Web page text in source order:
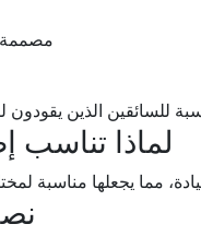
مصممة
للسائقين الذين
لماذا
مما يجعلها مناسبة